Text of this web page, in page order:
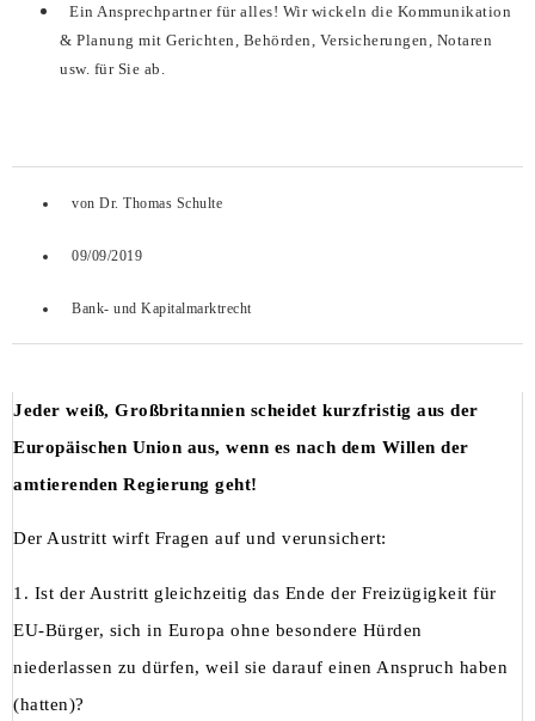
Ein Ansprechpartner für alles! Wir wickeln die Kommunikation
& Planung mit Gerichten, Behörden, Versicherungen, Notaren
usw. für Sie ab.
von Dr. Thomas Schulte
09/09/2019
Bank- und Kapitalmarktrecht
Jeder weiß, Großbritannien scheidet kurzfristig aus der
Europäischen Union aus, wenn es nach dem Willen der
amtierenden Regierung geht!
Der Austritt wirft Fragen auf und verunsichert:
1. Ist der Austritt gleichzeitig das Ende der Freizügigkeit für
EU-Bürger, sich in Europa ohne besondere Hürden
niederlassen zu dürfen, weil sie darauf einen Anspruch haben
(hatten)?